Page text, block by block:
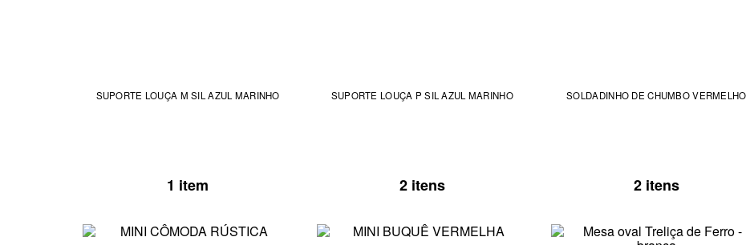
SUPORTE LOUÇA M SIL AZUL MARINHO
1 item
SUPORTE LOUÇA P SIL AZUL MARINHO
2 itens
SOLDADINHO DE CHUMBO VERMELHO
2 itens